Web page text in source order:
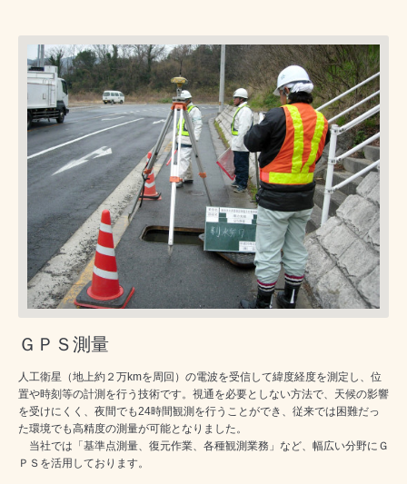
ＧＰＳ測量
人工衛星（地上約２万kmを周回）の電波を受信して緯度経度を測定し、位
置や時刻等の計測を行う技術です。視通を必要としない方法で、天候の影響
を受けにくく、夜間でも24時間観測を行うことができ、従来では困難だっ
た環境でも高精度の測量が可能となりました。
当社では「基準点測量、復元作業、各種観測業務」など、幅広い分野にＧ
ＰＳを活用しております。